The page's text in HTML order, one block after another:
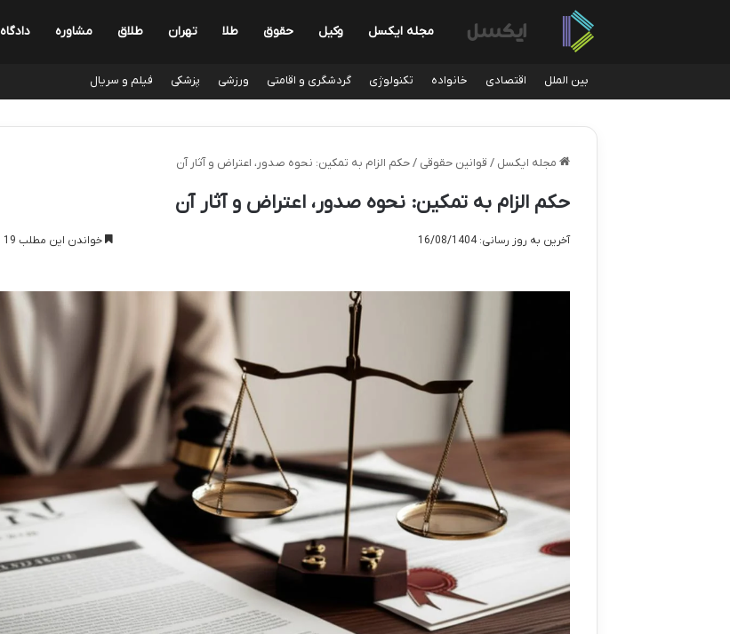
مجله ایکسل وکیل حقوق طلا تهران طلاق مشاوره دادگاه
بین الملل اقتصادی خانواده تکنولوژی گردشگری و اقامتی ورزشی پزشکی فیلم و سریال
مجله ایکسل / قوانین حقوقی / حکم الزام به تمکین: نحوه صدور، اعتراض و آثار آن
حکم الزام به تمکین: نحوه صدور، اعتراض و آثار آن
آخرین به روز رسانی: 16/08/1404 خواندن این مطلب 19 دقیقه زمان میبرد